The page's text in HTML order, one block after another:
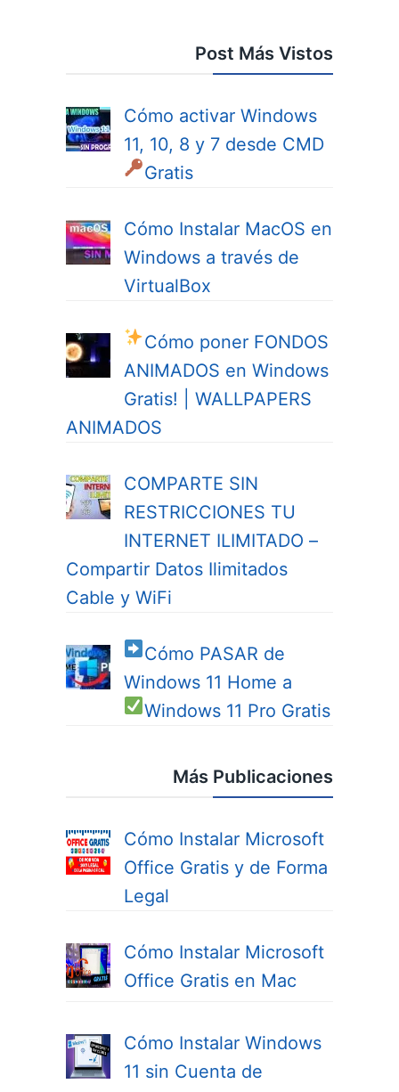
Post Más Vistos
Cómo activar Windows
11, 10, 8 y 7 desde CMD
Gratis
Cómo Instalar MacOS en
Windows a través de
VirtualBox
Cómo poner FONDOS
ANIMADOS en Windows
Gratis! | WALLPAPERS
ANIMADOS
COMPARTE SIN
RESTRICCIONES TU
INTERNET ILIMITADO –
Compartir Datos Ilimitados
Cable y WiFi
Cómo PASAR de
Windows 11 Home a
Windows 11 Pro Gratis
Más Publicaciones
Cómo Instalar Microsoft
Office Gratis y de Forma
Legal
Cómo Instalar Microsoft
Office Gratis en Mac
Cómo Instalar Windows
11 sin Cuenta de